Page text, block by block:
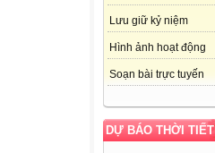
Lưu giữ kỷ niệm
Hình ảnh hoạt động
Soạn bài trực tuyến
DỰ BÁO THỜI TIẾT